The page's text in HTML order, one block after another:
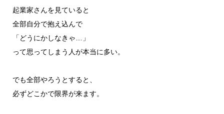
起業家さんを見ていると
全部自分で抱え込んで
「どうにかしなきゃ…」
って思ってしまう人が本当に多い。
でも全部やろうとすると、
必ずどこかで限界が来ます。